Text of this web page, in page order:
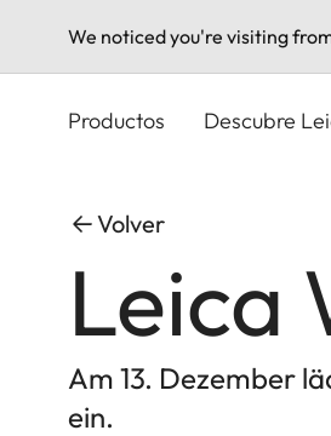
We noticed you're visiting
Productos Descubre
Volver
Leica
Am 13. Dezember
ein.